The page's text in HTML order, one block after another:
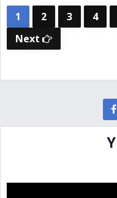
1 2 3 4
Next